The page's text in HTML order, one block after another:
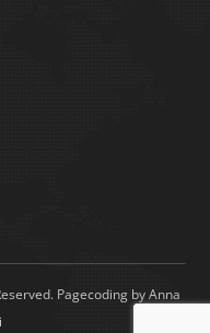
Pagecoding by Anna